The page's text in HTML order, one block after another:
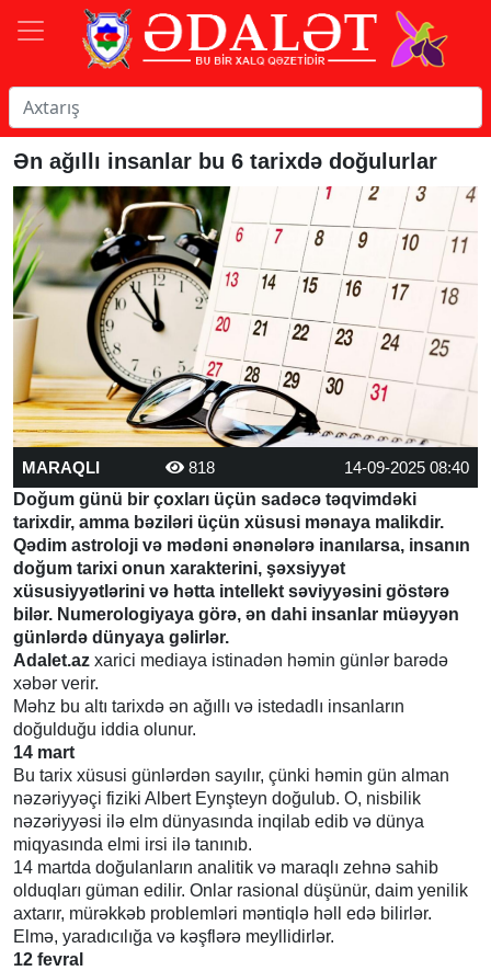
Ən ağıllı insanlar bu 6 tarixdə doğulurlar
MARAQLI 818
14-09-2025 08:40
Doğum günü bir çoxları üçün sadəcə təqvimdəki
tarixdir, amma bəziləri üçün xüsusi mənaya malikdir.
Qədim astroloji və mədəni ənənələrə inanılarsa, insanın
doğum tarixi onun xarakterini, şəxsiyyət
xüsusiyyətlərini və hətta intellekt səviyyəsini göstərə
bilər. Numerologiyaya görə, ən dahi insanlar müəyyən
günlərdə dünyaya gəlirlər.
Adalet.az xarici mediaya istinadən həmin günlər barədə
xəbər verir.
Məhz bu altı tarixdə ən ağıllı və istedadlı insanların
doğulduğu iddia olunur.
14 mart
Bu tarix xüsusi günlərdən sayılır, çünki həmin gün alman
nəzəriyyəçi fiziki Albert Eynşteyn doğulub. O, nisbilik
nəzəriyyəsi ilə elm dünyasında inqilab edib və dünya
miqyasında elmi irsi ilə tanınıb.
14 martda doğulanların analitik və maraqlı zehnə sahib
olduqları güman edilir. Onlar rasional düşünür, daim yenilik
axtarır, mürəkkəb problemləri məntiqlə həll edə bilirlər.
Elmə, yaradıcılığa və kəşflərə meyllidirlər.
12 fevral